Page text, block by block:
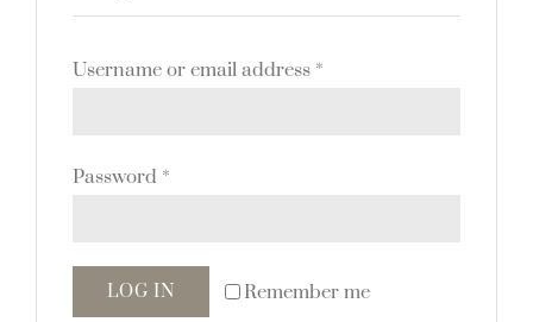
Mein Account
Username or email address *
Password *
Remember me
LOG IN